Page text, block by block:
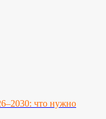
что нужно